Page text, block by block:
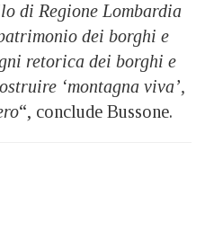
di Regione Lombardia
dei borghi e
retorica dei borghi e
‘montagna viva’,
“, conclude Bussone.